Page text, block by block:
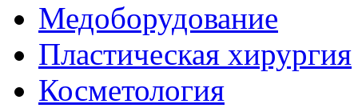
Медоборудование
Пластическая хирургия
Косметология